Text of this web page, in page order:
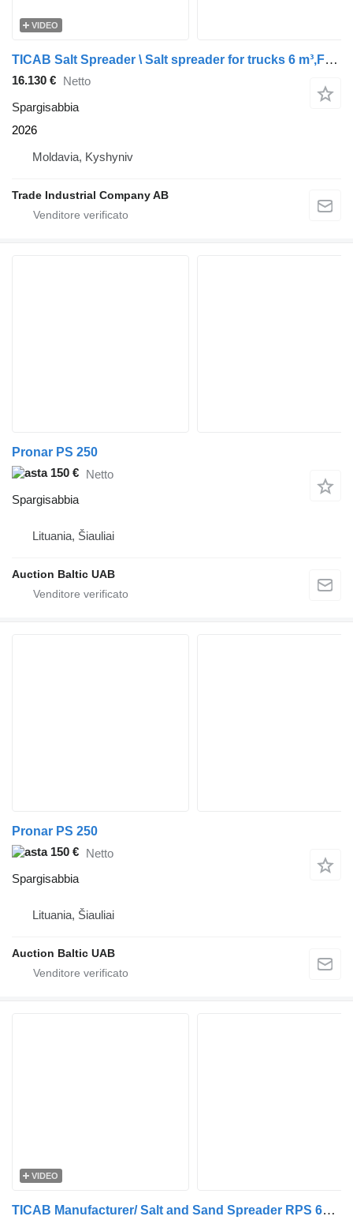
VIDEO
TICAB Salt Spreader \ Salt spreader for trucks 6 m³,Factory Direct
16.130 €
Netto
Spargisabbia
2026
Moldavia, Kyshyniv
Trade Industrial Company AB
Pronar PS 250
150 € Netto
Spargisabbia
Lituania, Šiauliai
Auction Baltic UAB
Pronar PS 250
150 € Netto
Spargisabbia
Lituania, Šiauliai
Auction Baltic UAB
VIDEO
TICAB Manufacturer/ Salt and Sand Spreader RPS 6000